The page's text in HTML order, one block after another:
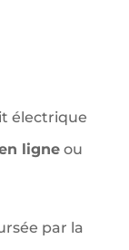
électrique
ligneou
par la